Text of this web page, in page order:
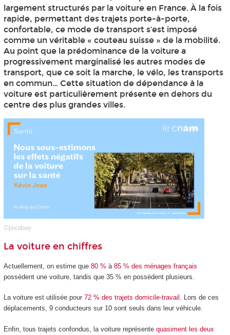
largement structurés par la voiture en France. À la fois
rapide, permettant des trajets porte-à-porte,
confortable, ce mode de transport s’est imposé
comme un véritable « couteau suisse » de la mobilité.
Au point que la prédominance de la voiture a
progressivement marginalisé les autres modes de
transport, que ce soit la marche, le vélo, les transports
en commun… Cette situation de dépendance à la
voiture est particulièrement présente en dehors du
centre des plus grandes villes.
©pixabay
La voiture en chiffres
Actuellement, on estime que 80 % à 85 % des ménages français
possèdent une voiture, tandis que 35 % en possèdent plusieurs.
La voiture est utilisée pour 72 % des trajets domicile-travail . Lors de ces
déplacements, 9 conducteurs sur 10 sont seuls dans leur véhicule.
Enfin, tous trajets confondus, la voiture représente quasiment les deux